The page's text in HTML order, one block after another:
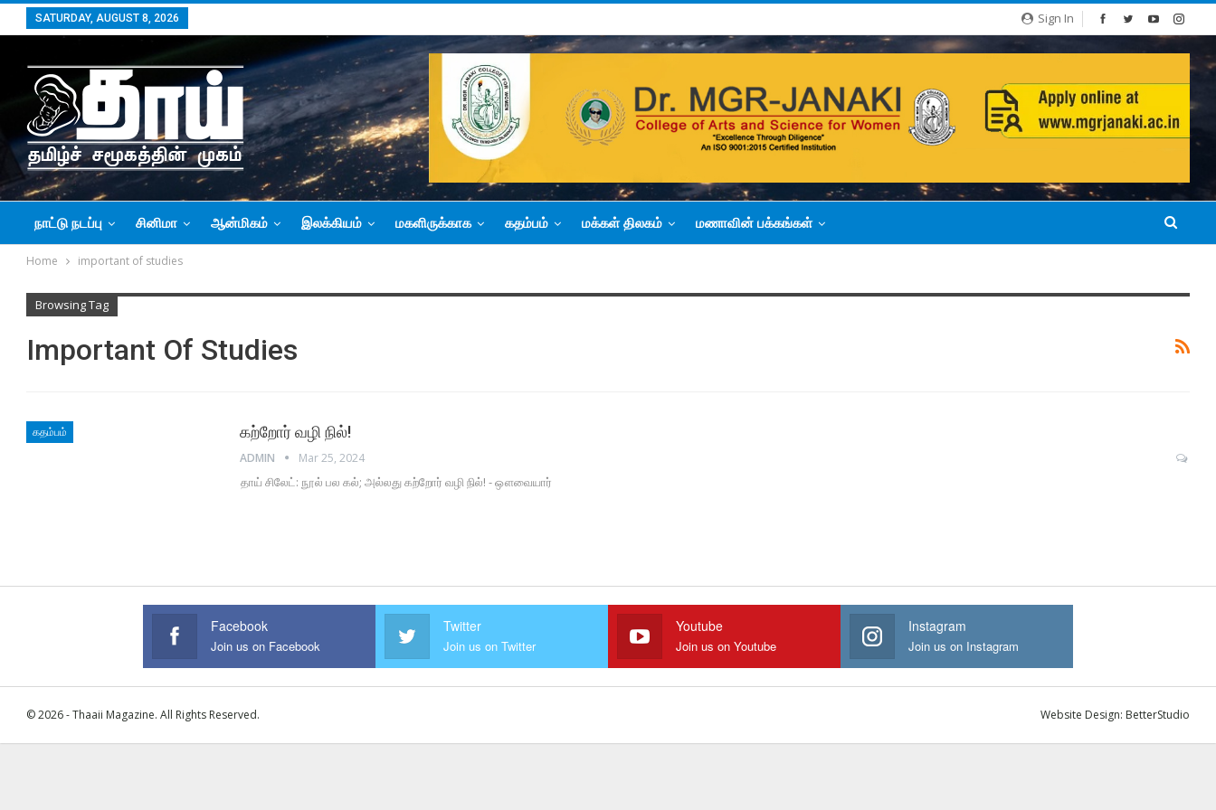
Sign In
SATURDAY, AUGUST 8, 2026
நாட்டு நடப்பு சினிமா ஆன்மிகம் இலக்கியம் மகளிருக்காக கதம்பம் மக்கள் திலகம் மணாவின் பக்கங்கள்
Home important of studies
Browsing Tag
Important Of Studies
கதம்பம் கற்றோர் வழி நில்!
ADMIN Mar 25, 2024
தாய் சிலேட்: நூல் பல கல்; அல்லது கற்றோர் வழி நில்! - ஔவையார்
Facebook
Join us on Facebook
Twitter
Join us on Twitter
Youtube
Join us on Youtube
Instagram
Join us on Instagram
© 2026 - Thaaii Magazine. All Rights Reserved. Website Design: BetterStudio